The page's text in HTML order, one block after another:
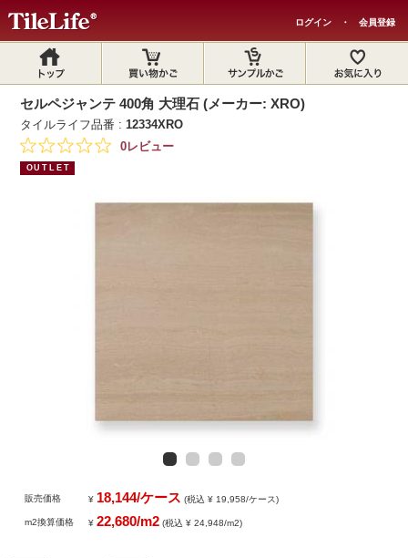
ログイン ・ 会員登録
セルペジャンテ 400角 大理石 (メーカー: XRO)
タイルライフ品番 :12334XRO
0レビュー
OUTLET
販売価格 ¥ 18,144/ケース (税込 ¥ 19,958/ケース)
m2換算価格 ¥22,680/m2 (税込 ¥ 24,948/m2)